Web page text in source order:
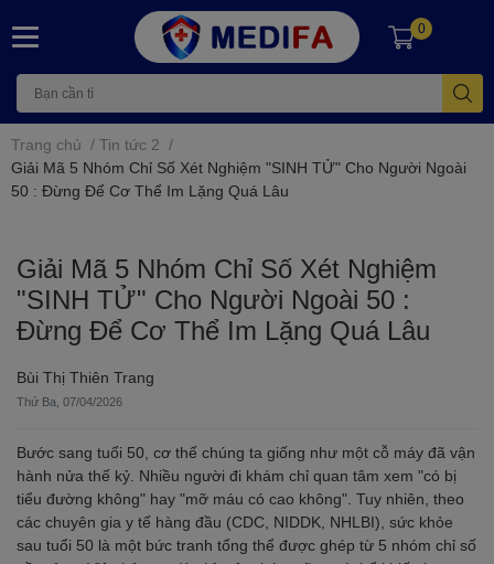
0
Trang chủ / Tin tức 2 /
Giải Mã 5 Nhóm Chỉ Số Xét Nghiệm "SINH TỬ" Cho Người Ngoài
50 : Đừng Để Cơ Thể Im Lặng Quá Lâu
Giải Mã 5 Nhóm Chỉ Số Xét Nghiệm
"SINH TỬ" Cho Người Ngoài 50 :
Đừng Để Cơ Thể Im Lặng Quá Lâu
Bùi Thị Thiên Trang
Thứ Ba, 07/04/2026
Bước sang tuổi 50, cơ thể chúng ta giống như một cỗ máy đã vận
hành nửa thế kỷ. Nhiều người đi khám chỉ quan tâm xem "có bị
tiểu đường không" hay "mỡ máu có cao không". Tuy nhiên, theo
các chuyên gia y tế hàng đầu (CDC, NIDDK, NHLBI), sức khỏe
sau tuổi 50 là một bức tranh tổng thể được ghép từ 5 nhóm chỉ số